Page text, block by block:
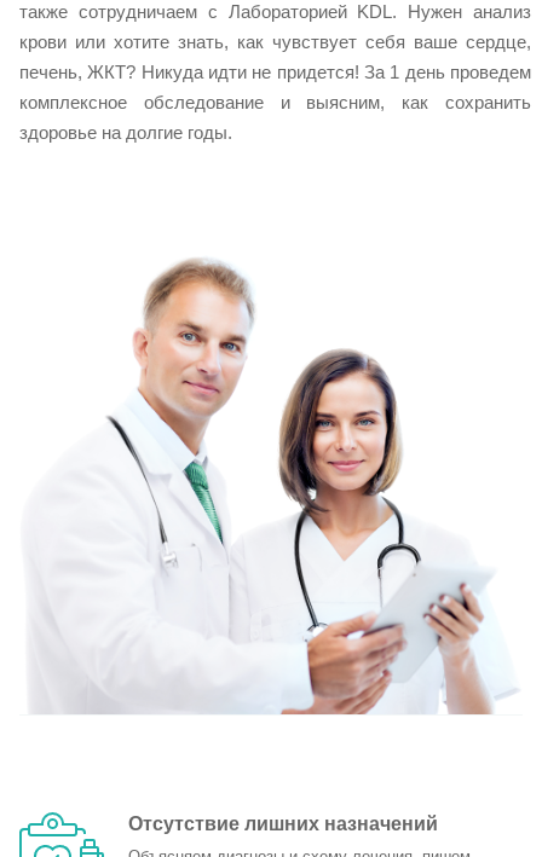
также сотрудничаем с Лабораторией KDL. Нужен анализ
крови или хотите знать, как чувствует себя ваше сердце,
печень, ЖКТ? Никуда идти не придется! За 1 день проведем
комплексное обследование и выясним, как сохранить
здоровье на долгие годы.
Отсутствие лишних назначений